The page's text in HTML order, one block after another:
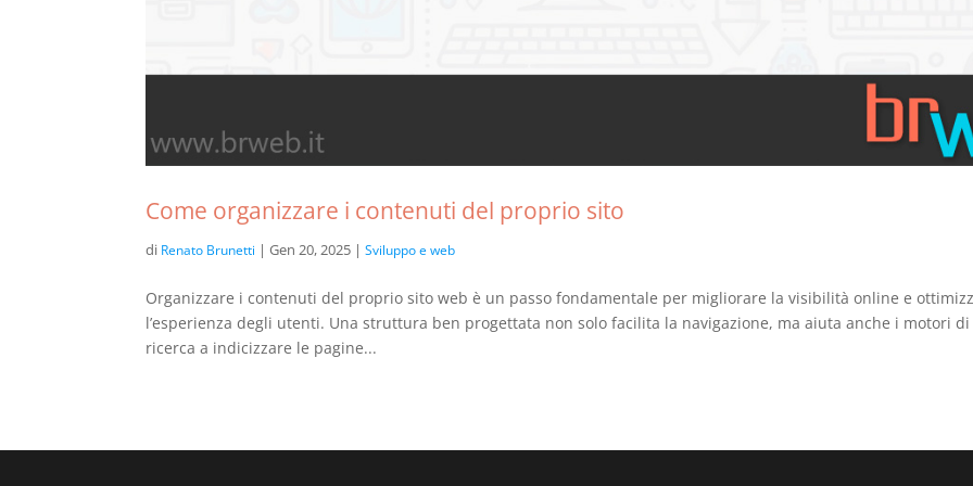
Come organizzare i contenuti del proprio sito
di Renato Brunetti |Gen 20, 2025 |Sviluppo e web
Organizzare i contenuti del proprio sito web è un passo fondamentale per migliorare la visibilità online e
l’esperienza degli utenti. Una struttura ben progettata non solo facilita la navigazione, ma aiuta anche i motori di
ricerca a indicizzare le pagine...